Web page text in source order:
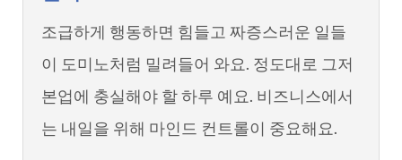
조급하게 행동하면 힘들고 짜증스러운 일들
이 도미노처럼 밀려들어 와요. 정도대로 그저
본업에 충실해야 할 하루 예요. 비즈니스에서
는 내일을 위해 마인드 컨트롤이 중요해요.